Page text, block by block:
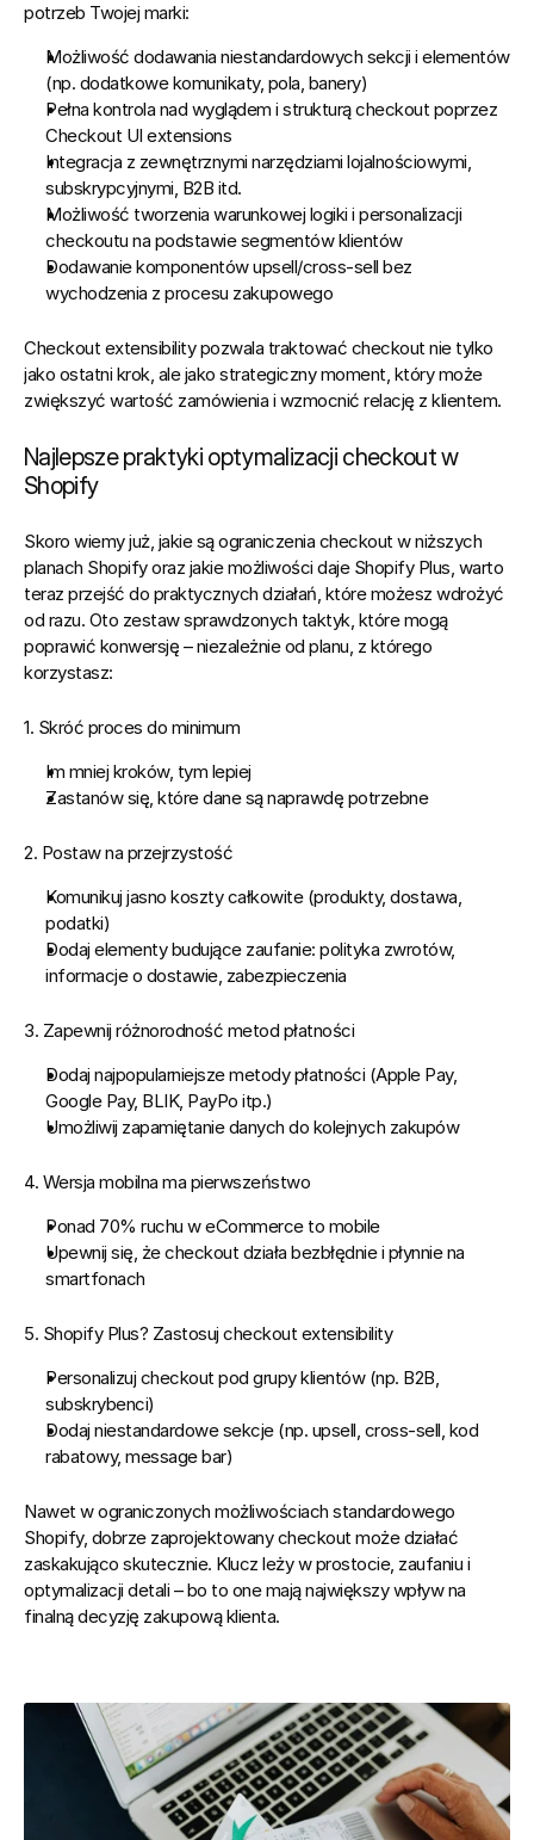
potrzeb Twojej marki:
Możliwość dodawania niestandardowych sekcji i elementów
(np. dodatkowe komunikaty, pola, banery)
Pełna kontrola nad wyglądem i strukturą checkout poprzez
Checkout UI extensions
Integracja z zewnętrznymi narzędziami lojalnościowymi,
subskrypcyjnymi, B2B itd.
Możliwość tworzenia warunkowej logiki i personalizacji
checkoutu na podstawie segmentów klientów
Dodawanie komponentów upsell/cross-sell bez
wychodzenia z procesu zakupowego
Checkout extensibility pozwala traktować checkout nie tylko
jako ostatni krok, ale jako strategiczny moment, który może
zwiększyć wartość zamówienia i wzmocnić relację z klientem.
Najlepsze praktyki optymalizacji checkout w
Shopify
Skoro wiemy już, jakie są ograniczenia checkout w niższych
planach Shopify oraz jakie możliwości daje Shopify Plus, warto
teraz przejść do praktycznych działań, które możesz wdrożyć
od razu. Oto zestaw sprawdzonych taktyk, które mogą
poprawić konwersję – niezależnie od planu, z którego
korzystasz:
1. Skróć proces do minimum
Im mniej kroków, tym lepiej
Zastanów się, które dane są naprawdę potrzebne
2. Postaw na przejrzystość
Komunikuj jasno koszty całkowite (produkty, dostawa,
podatki)
Dodaj elementy budujące zaufanie: polityka zwrotów,
informacje o dostawie, zabezpieczenia
3. Zapewnij różnorodność metod płatności
Dodaj najpopularniejsze metody płatności (Apple Pay,
Google Pay, BLIK, PayPo itp.)
Umożliwij zapamiętanie danych do kolejnych zakupów
4. Wersja mobilna ma pierwszeństwo
Ponad 70% ruchu w eCommerce to mobile
Upewnij się, że checkout działa bezbłędnie i płynnie na
smartfonach
5. Shopify Plus? Zastosuj checkout extensibility
Personalizuj checkout pod grupy klientów (np. B2B,
subskrybenci)
Dodaj niestandardowe sekcje (np. upsell, cross-sell, kod
rabatowy, message bar)
Nawet w ograniczonych możliwościach standardowego
Shopify, dobrze zaprojektowany checkout może działać
zaskakująco skutecznie. Klucz leży w prostocie, zaufaniu i
optymalizacji detali – bo to one mają największy wpływ na
finalną decyzję zakupową klienta.